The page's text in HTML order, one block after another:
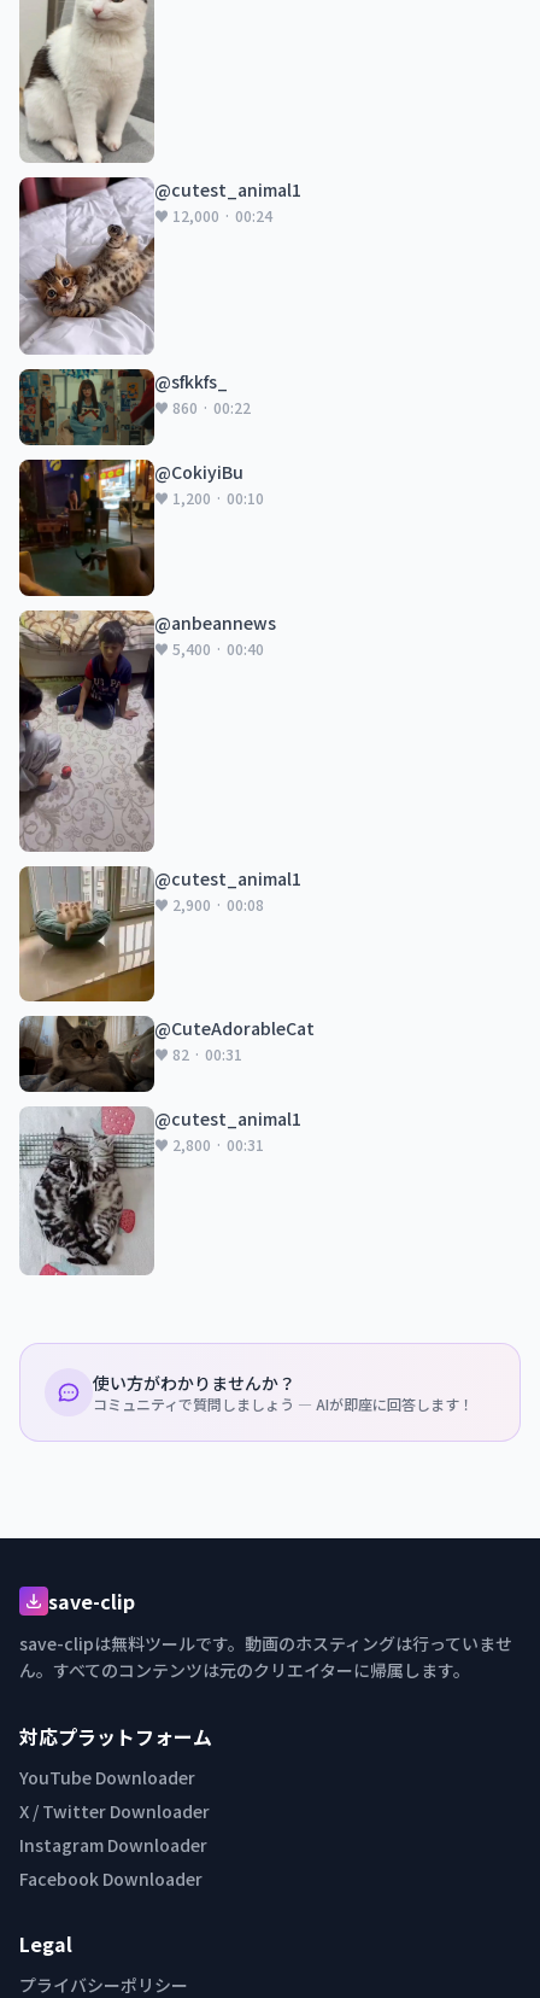
@cutest_animal1
♥ 12,000 · 00:24
@sfkkfs_
♥ 860 · 00:22
@CokiyiBu
♥ 1,200 · 00:10
@anbeannews
♥ 5,400 · 00:40
@cutest_animal1
♥ 2,900 · 00:08
@CuteAdorableCat
♥ 82 · 00:31
@cutest_animal1
♥ 2,800 · 00:31
使い方がわかりませんか？
コミュニティで質問しましょう — AIが即座に回答します！
save-clip
save-clipは無料ツールです。動画のホスティングは行っていませ
ん。すべてのコンテンツは元のクリエイターに帰属します。
対応プラットフォーム
YouTube Downloader
X / Twitter Downloader
Instagram Downloader
Facebook Downloader
Legal
プライバシーポリシー